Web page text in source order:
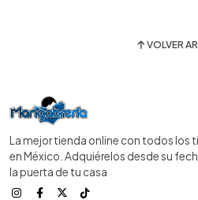
VOLVER
La mejor tienda online con todos los
en México. Adquiérelos desde su
la puerta de tu casa